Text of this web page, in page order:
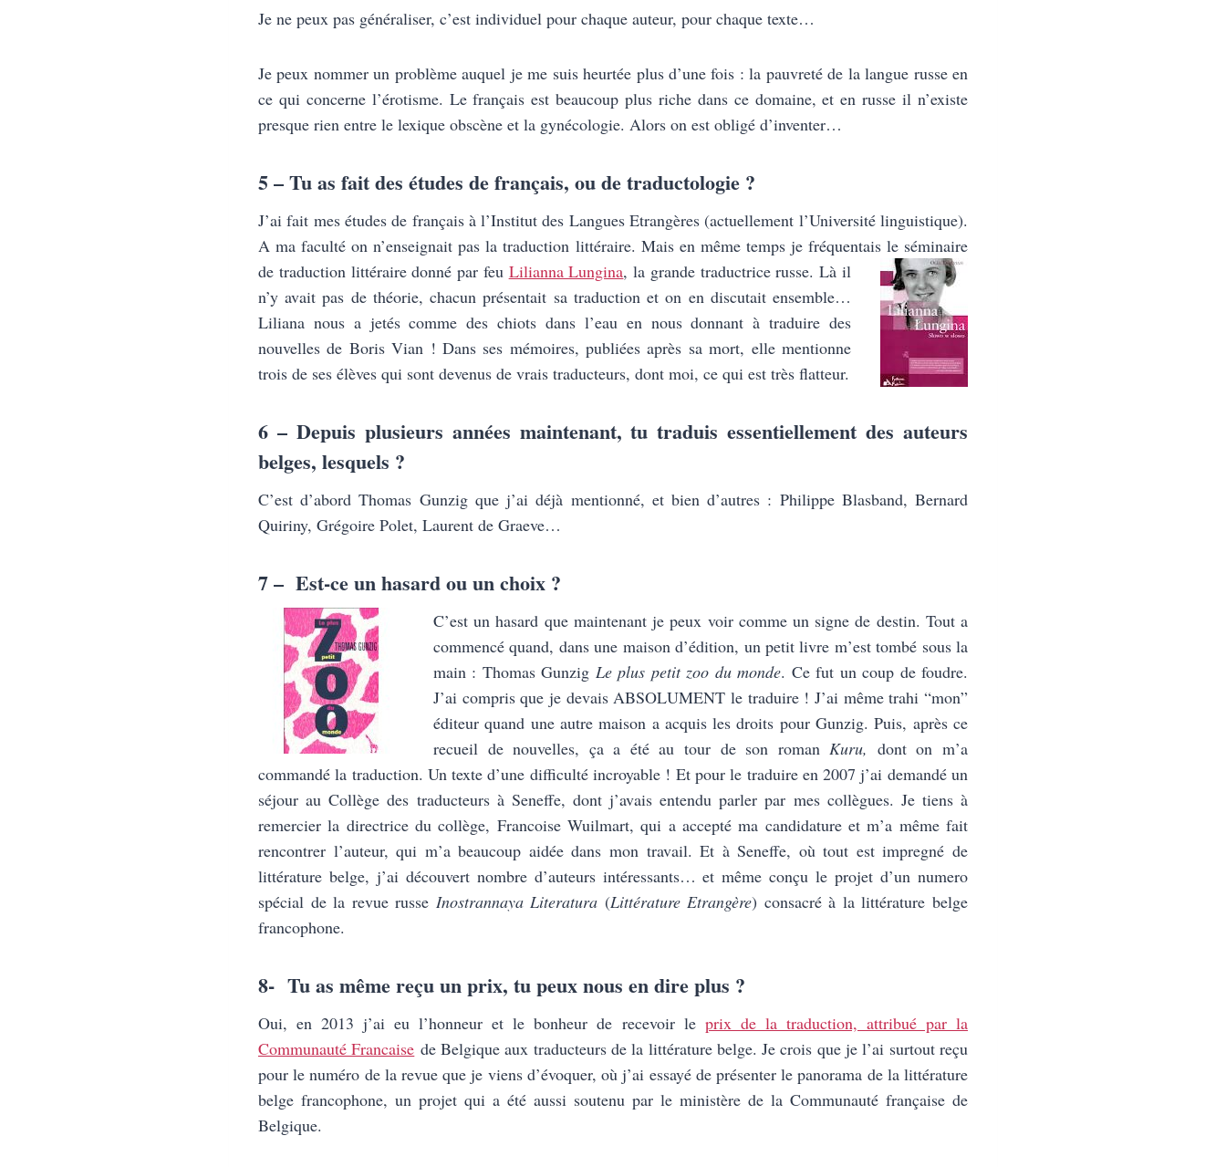
Je ne peux pas généraliser, c’est individuel pour chaque auteur, pour chaque texte…
Je peux nommer un problème auquel je me suis heurtée plus d’une fois : la pauvreté de la langue russe en
ce qui concerne l’érotisme. Le français est beaucoup plus riche dans ce domaine, et en russe il n’existe
presque rien entre le lexique obscène et la gynécologie. Alors on est obligé d’inventer…
5 – Tu as fait des études de français, ou de traductologie ?
J’ai fait mes études de français à l’Institut des Langues Etrangères (actuellement l’Université linguistique).
A ma faculté on n’enseignait pas la traduction littéraire. Mais en même temps je fréquentais le séminaire
de traduction littéraire donné par feu Lilianna Lungina, la grande traductrice russe. Là il
n’y avait pas de théorie, chacun présentait sa traduction et on en discutait ensemble…
Liliana nous a jetés comme des chiots dans l’eau en nous donnant à traduire des
nouvelles de Boris Vian ! Dans ses mémoires, publiées après sa mort, elle mentionne
trois de ses élèves qui sont devenus de vrais traducteurs, dont moi, ce qui est très flatteur.
6 – Depuis plusieurs années maintenant, tu traduis essentiellement des auteurs
belges, lesquels ?
C’est d’abord Thomas Gunzig que j’ai déjà mentionné, et bien d’autres : Philippe Blasband, Bernard
Quiriny, Grégoire Polet, Laurent de Graeve…
7 – Est-ce un hasard ou un choix ?
C’est un hasard que maintenant je peux voir comme un signe de destin. Tout a
commencé quand, dans une maison d’édition, un petit livre m’est tombé sous la
main : Thomas Gunzig Le plus petit zoo du monde. Ce fut un coup de foudre.
J’ai compris que je devais ABSOLUMENT le traduire ! J’ai même trahi “mon”
éditeur quand une autre maison a acquis les droits pour Gunzig. Puis, après ce
recueil de nouvelles, ça a été au tour de son romanKuru, dont on m’a
commandé la traduction. Un texte d’une difficulté incroyable ! Et pour le traduire en 2007 j’ai demandé un
séjour au Collège des traducteurs à Seneffe, dont j’avais entendu parler par mes collègues. Je tiens à
remercier la directrice du collège, Francoise Wuilmart, qui a accepté ma candidature et m’a même fait
rencontrer l’auteur, qui m’a beaucoup aidée dans mon travail. Et à Seneffe, où tout est impregné de
littérature belge, j’ai découvert nombre d’auteurs intéressants… et même conçu le projet d’un numero
spécial de la revue russe Inostrannaya Literatura (Littérature Etrangère) consacré à la littérature belge
francophone.
8- Tu as même reçu un prix, tu peux nous en dire plus ?
Oui, en 2013 j’ai eu l’honneur et le bonheur de recevoir le prix de la traduction, attribué par la
Communauté Francaise de Belgique aux traducteurs de la littérature belge. Je crois que je l’ai surtout reçu
pour le numéro de la revue que je viens d’évoquer, où j’ai essayé de présenter le panorama de la littérature
belge francophone, un projet qui a été aussi soutenu par le ministère de la Communauté française de
Belgique.